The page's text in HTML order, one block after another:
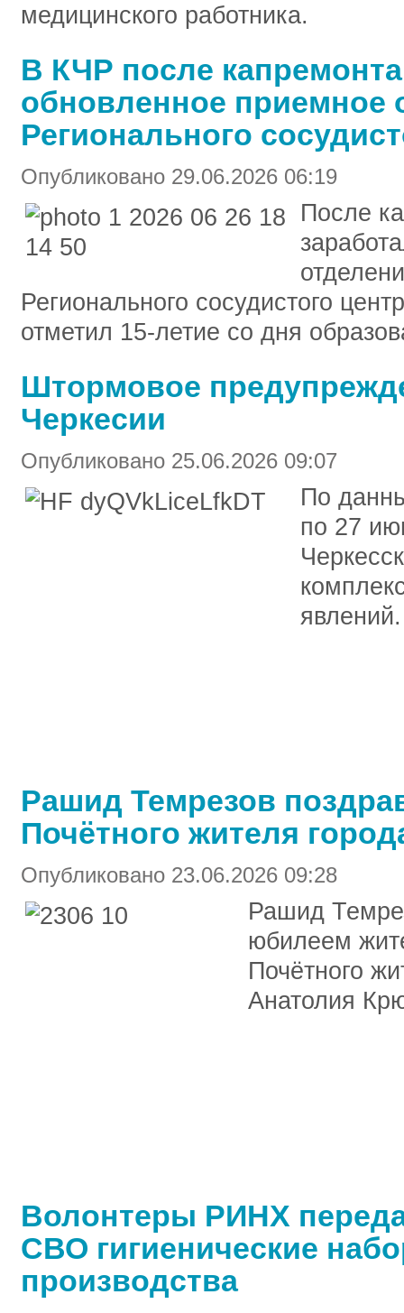
медицинского работника.
В КЧР после
обновленное приемное
Регионального
Опубликовано 29.06.2026 06:19
После
Регионального сосудистого
отметил 15-летие со дня
Штормовое
Черкесии
Опубликовано 25.06.2026 09:07
По
по 27
явлений.
Рашид Темрезов
Почётного жителя
Опубликовано 23.06.2026 09:28
Рашид
юбилеем
Почётного
Анатолия
Волонтеры РИНХ
СВО гигиенические
производства